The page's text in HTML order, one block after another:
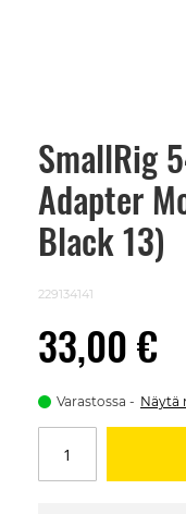
SmallRig
Adapter
Black 13)
229134141
33,00 €
Varastossa Näytä
Skip
beginning
images